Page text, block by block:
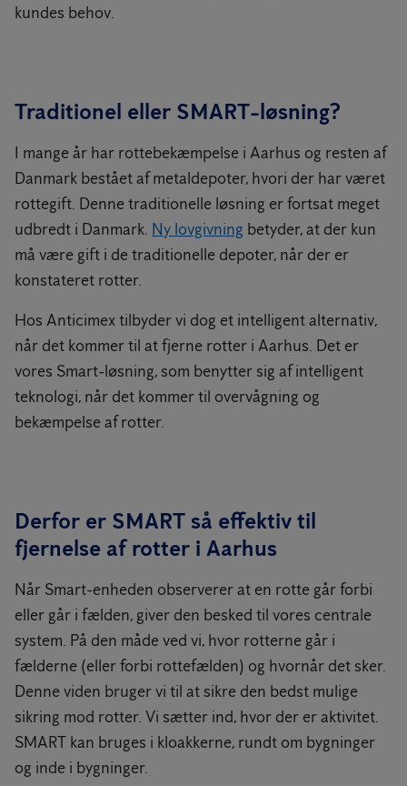
kundes behov.
Traditionel eller SMART-løsning?
I mange år har rottebekæmpelse i Aarhus og resten af
Danmark bestået af metaldepoter, hvori der har været
rottegift. Denne traditionelle løsning er fortsat meget
udbredt i Danmark. Ny lovgivning betyder, at der kun
må være gift i de traditionelle depoter, når der er
konstateret rotter.
Hos Anticimex tilbyder vi dog et intelligent alternativ,
når det kommer til at fjerne rotter i Aarhus. Det er
vores Smart-løsning, som benytter sig af intelligent
teknologi, når det kommer til overvågning og
bekæmpelse af rotter.
Derfor er SMART så effektiv til
fjernelse af rotter i Aarhus
Når Smart-enheden observerer at en rotte går forbi
eller går i fælden, giver den besked til vores centrale
system. På den måde ved vi, hvor rotterne går i
fælderne (eller forbi rottefælden) og hvornår det sker.
Denne viden bruger vi til at sikre den bedst mulige
sikring mod rotter. Vi sætter ind, hvor der er aktivitet.
SMART kan bruges i kloakkerne, rundt om bygninger
og inde i bygninger.